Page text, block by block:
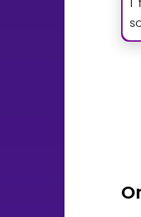
1